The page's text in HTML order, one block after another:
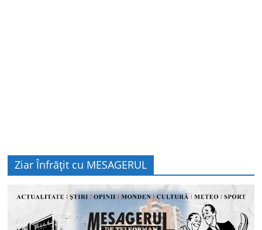
Ziar Înfrățit cu MESAGERUL